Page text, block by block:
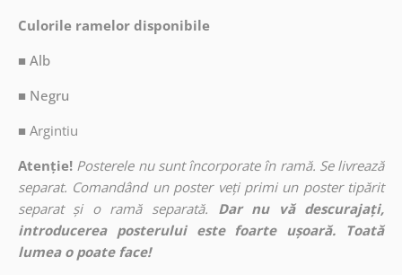
Culorile ramelor disponibile
■ Alb
■ Negru
■ Argintiu
Atenție! Posterele nu sunt încorporate în ramă. Se livrează
separat. Comandând un poster veți primi un poster tipărit
separat și o ramă separată.
Dar nu vă descurajați,
introducerea posterului este foarte ușoară. Toată
lumea o poate face!